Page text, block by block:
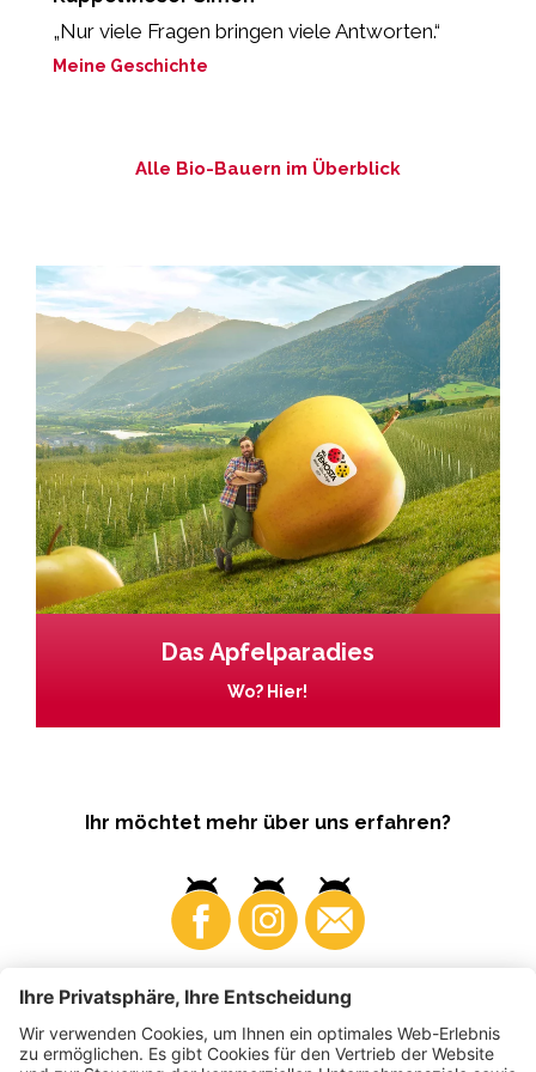
„Nur viele Fragen bringen viele Antworten.“
Meine Geschichte
Alle Bio-Bauern im Überblick
Das Apfelparadies
Wo? Hier!
Ihr möchtet mehr über uns erfahren?
Business Produzenten